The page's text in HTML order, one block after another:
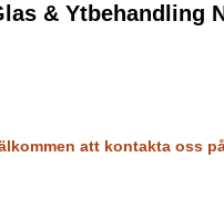
& Ytbehandling
att kontakta oss